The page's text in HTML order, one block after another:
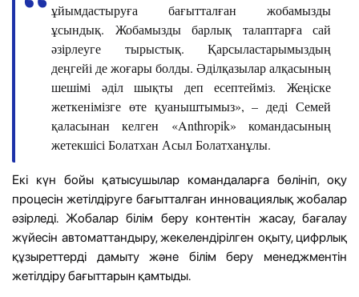
ұйымдастыруға бағытталған жобамызды
ұсындық. Жобамызды барлық талаптарға сай
әзірлеуге тырыстық. Қарсыластарымыздың
деңгейі де жоғары болды. Әділқазылар алқасының
шешімі әділ шықты деп есептейміз. Жеңіске
жеткенімізге өте қуаныштымыз», – деді Семей
қаласынан келген «Anthropik» командасының
жетекшісі Болатхан Асыл Болатханұлы.
Екі күн бойы қатысушылар командаларға бөлініп, оқу
процесін жетілдіруге бағытталған инновациялық жобалар
әзірледі. Жобалар білім беру контентін жасау, бағалау
жүйесін автоматтандыру, жекелендірілген оқыту, цифрлық
құзыреттерді дамыту және білім беру менеджментін
жетілдіру бағыттарын қамтыды.